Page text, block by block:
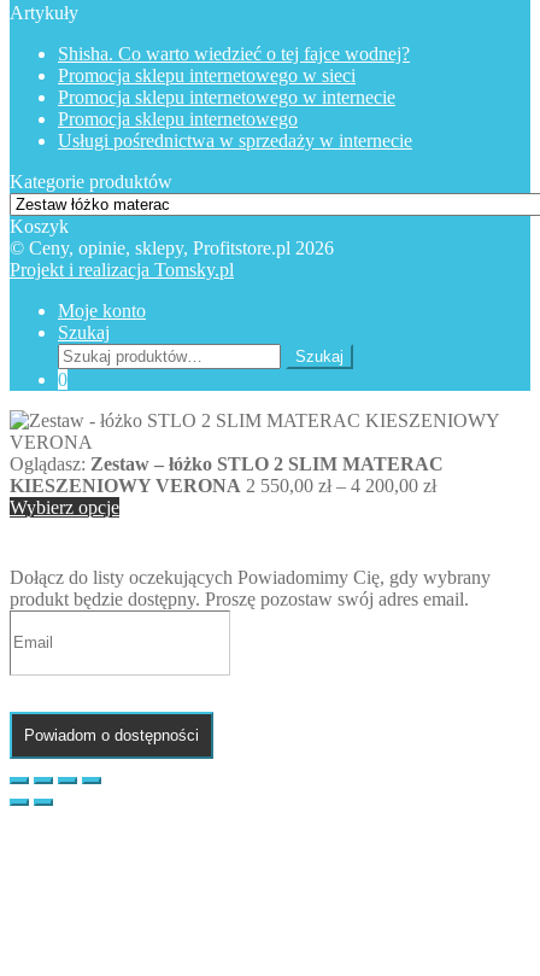
Artykuły
Shisha. Co warto wiedzieć o tej fajce wodnej?
Promocja sklepu internetowego w sieci
Promocja sklepu internetowego w internecie
Promocja sklepu internetowego
Usługi pośrednictwa w sprzedaży w internecie
Kategorie produktów
Koszyk
© Ceny, opinie, sklepy, Profitstore.pl 2026
Projekt i realizacja Tomsky.pl
Moje konto
Szukaj
Szukaj:
Szukaj
0
Oglądasz: Zestaw – łóżko STLO 2 SLIM MATERAC
KIESZENIOWY VERONA 2 550,00 zł – 4 200,00 złZakres
550,00 zł
do
Wybierz opcje
Dołącz do listy oczekujących Powiadomimy Cię, gdy wybrany
produkt będzie dostępny. Proszę pozostaw swój adres email.
Powiadom o dostępności